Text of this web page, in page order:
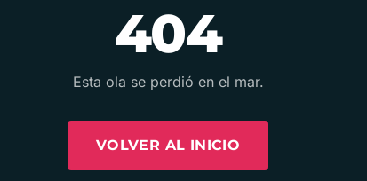
404
Esta ola se perdió en el mar.
VOLVER AL INICIO